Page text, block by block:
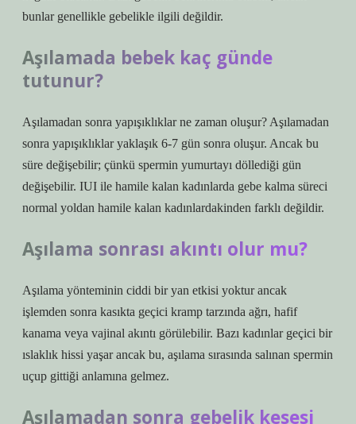
bunlar genellikle gebelikle ilgili değildir.
Aşılamada bebek kaç günde
tutunur?
Aşılamadan sonra yapışıklıklar ne zaman oluşur? Aşılamadan
sonra yapışıklıklar yaklaşık 6-7 gün sonra oluşur. Ancak bu
süre değişebilir; çünkü spermin yumurtayı döllediği gün
değişebilir. IUI ile hamile kalan kadınlarda gebe kalma süreci
normal yoldan hamile kalan kadınlardakinden farklı değildir.
Aşılama sonrası akıntı olur mu?
Aşılama yönteminin ciddi bir yan etkisi yoktur ancak
işlemden sonra kasıkta geçici kramp tarzında ağrı, hafif
kanama veya vajinal akıntı görülebilir. Bazı kadınlar geçici bir
ıslaklık hissi yaşar ancak bu, aşılama sırasında salınan spermin
uçup gittiği anlamına gelmez.
Aşılamadan sonra gebelik kesesi